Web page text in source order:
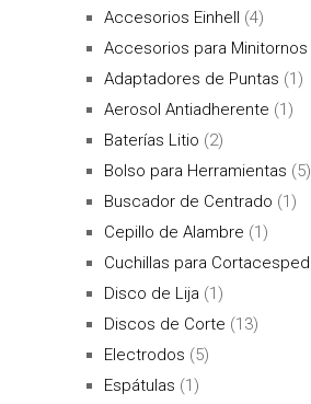
Accesorios Einhell (4)
Accesorios para Minitornos
Adaptadores de Puntas (1)
Aerosol Antiadherente (1)
Baterías Litio (2)
Bolso para Herramientas (5)
Buscador de Centrado (1)
Cepillo de Alambre (1)
Cuchillas para Cortacesped
Disco de Lija (1)
Discos de Corte (13)
Electrodos (5)
Espátulas (1)